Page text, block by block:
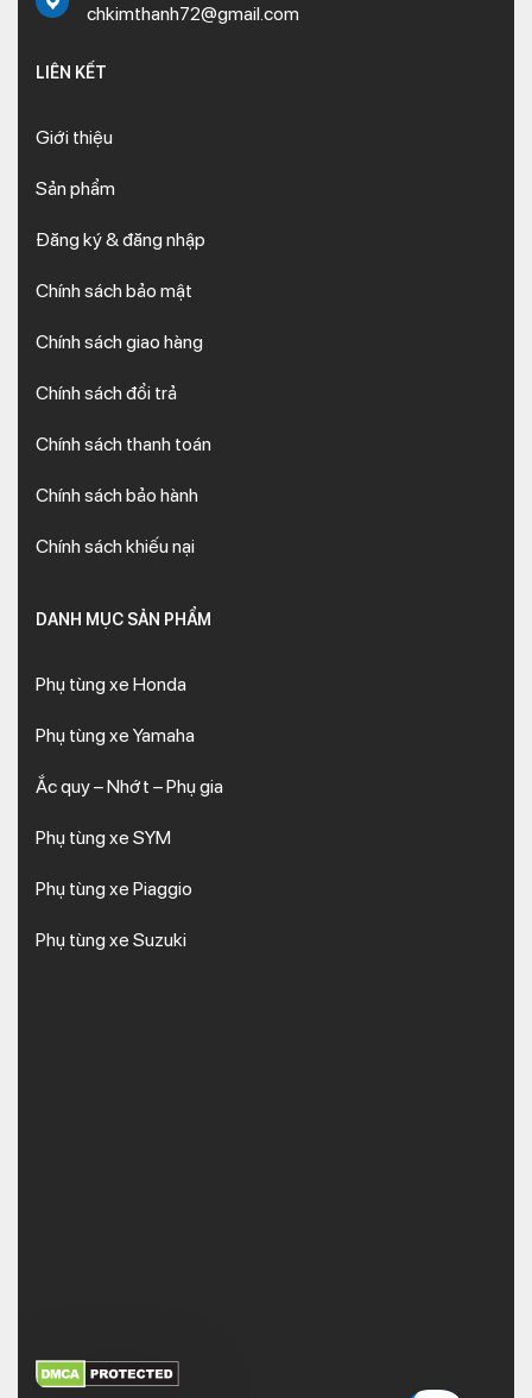
chkimthanh72@gmail.com
LIÊN KẾT
Giới thiệu
Sản phẩm
Đăng ký & đăng nhập
Chính sách bảo mật
Chính sách giao hàng
Chính sách đổi trả
Chính sách thanh toán
Chính sách bảo hành
Chính sách khiếu nại
DANH MỤC SẢN PHẨM
Phụ tùng xe Honda
Phụ tùng xe Yamaha
Ắc quy – Nhớt – Phụ gia
Phụ tùng xe SYM
Phụ tùng xe Piaggio
Phụ tùng xe Suzuki
XEM THÊM